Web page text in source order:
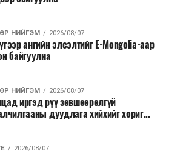
НИЙГЭМ 2026/08/07
ангийн элсэлтийг E-Mongolia-аар
байгуулна
НИЙГЭМ 2026/08/07
иргэд рүү зөвшөөрөлгүй
дуудлага хийхийг хориг...
2026/08/07